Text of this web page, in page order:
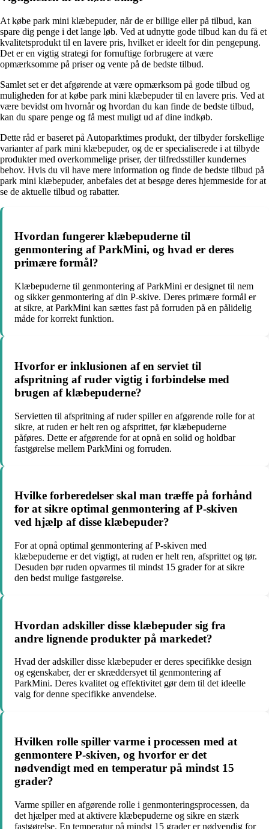
At købe park mini klæbepuder, når de er billige eller på tilbud, kan
spare dig penge i det lange løb. Ved at udnytte gode tilbud kan du få et
kvalitetsprodukt til en lavere pris, hvilket er ideelt for din pengepung.
Det er en vigtig strategi for fornuftige forbrugere at være
opmærksomme på priser og vente på de bedste tilbud.
Samlet set er det afgørende at være opmærksom på gode tilbud og
muligheden for at købe park mini klæbepuder til en lavere pris. Ved at
være bevidst om hvornår og hvordan du kan finde de bedste tilbud,
kan du spare penge og få mest muligt ud af dine indkøb.
Dette råd er baseret på Autoparktimes produkt, der tilbyder forskellige
varianter af park mini klæbepuder, og de er specialiserede i at tilbyde
produkter med overkommelige priser, der tilfredsstiller kundernes
behov. Hvis du vil have mere information og finde de bedste tilbud på
park mini klæbepuder, anbefales det at besøge deres hjemmeside for at
se de aktuelle tilbud og rabatter.
Hvordan fungerer klæbepuderne til
genmontering af ParkMini, og hvad er deres
primære formål?
Klæbepuderne til genmontering af ParkMini er designet til nem
og sikker genmontering af din P-skive. Deres primære formål er
at sikre, at ParkMini kan sættes fast på forruden på en pålidelig
måde for korrekt funktion.
Hvorfor er inklusionen af en serviet til
afspritning af ruder vigtig i forbindelse med
brugen af klæbepuderne?
Servietten til afspritning af ruder spiller en afgørende rolle for at
sikre, at ruden er helt ren og afsprittet, før klæbepuderne
påføres. Dette er afgørende for at opnå en solid og holdbar
fastgørelse mellem ParkMini og forruden.
Hvilke forberedelser skal man træffe på forhånd
for at sikre optimal genmontering af P-skiven
ved hjælp af disse klæbepuder?
For at opnå optimal genmontering af P-skiven med
klæbepuderne er det vigtigt, at ruden er helt ren, afsprittet og tør.
Desuden bør ruden opvarmes til mindst 15 grader for at sikre
den bedst mulige fastgørelse.
Hvordan adskiller disse klæbepuder sig fra
andre lignende produkter på markedet?
Hvad der adskiller disse klæbepuder er deres specifikke design
og egenskaber, der er skræddersyet til genmontering af
ParkMini. Deres kvalitet og effektivitet gør dem til det ideelle
valg for denne specifikke anvendelse.
Hvilken rolle spiller varme i processen med at
genmontere P-skiven, og hvorfor er det
nødvendigt med en temperatur på mindst 15
grader?
Varme spiller en afgørende rolle i genmonteringsprocessen, da
det hjælper med at aktivere klæbepuderne og sikre en stærk
fastgørelse. En temperatur på mindst 15 grader er nødvendig for